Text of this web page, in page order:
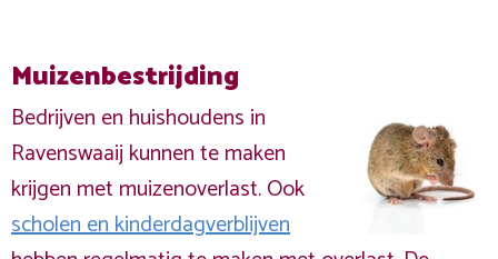
Muizenbestrijding
Bedrijven en huishoudens in
Ravenswaaij kunnen te maken
krijgen met muizenoverlast. Ook
scholen en kinderdagverblijven